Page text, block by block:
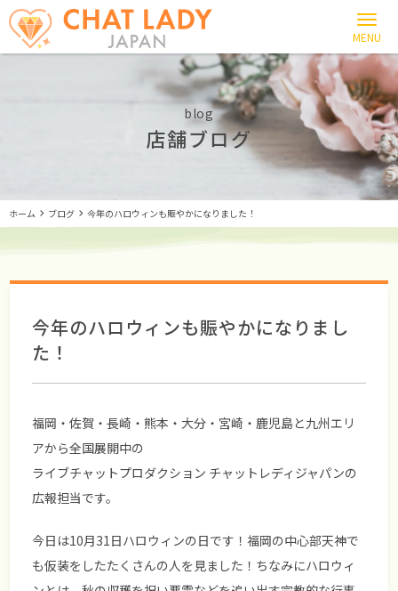
blog
店舗ブログ
ホーム ブログ 今年のハロウィンも賑やかになりました！
今年のハロウィンも賑やかになりまし
た！
福岡・佐賀・長崎・熊本・大分・宮崎・鹿児島と九州エリ
アから全国展開中の
ライブチャットプロダクション チャットレディジャパンの
広報担当です。
今日は10月31日ハロウィンの日です！福岡の中心部天神で
も仮装をしたたくさんの人を見ました！ちなみにハロウィ